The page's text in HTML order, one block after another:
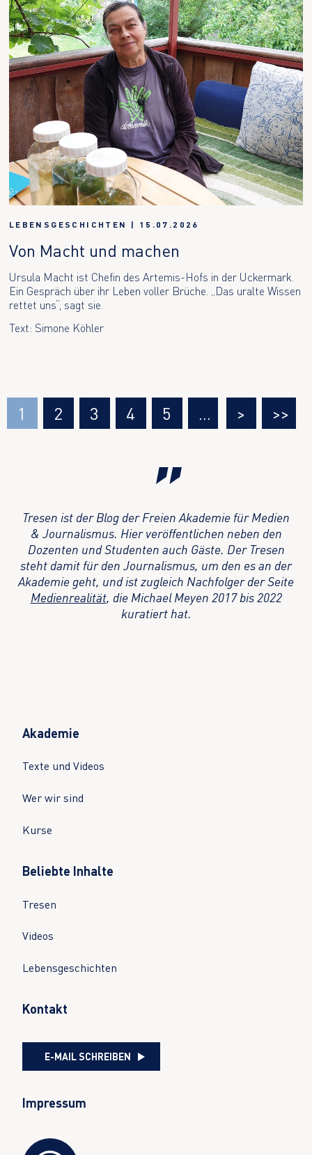
LEBENSGESCHICHTEN | 15.07.2026
Von Macht und machen
Ursula Macht ist Chefin des Artemis-Hofs in der Uckermark.
Ein Gespräch über ihr Leben voller Brüche. „Das uralte Wissen
rettet uns“, sagt sie.
Text: Simone Köhler
1 2 3 4 5 … > >>
Tresen ist der Blog der Freien Akademie für Medien
& Journalismus. Hier veröffentlichen neben den
Dozenten und Studenten auch Gäste. Der Tresen
steht damit für den Journalismus, um den es an der
Akademie geht, und ist zugleich Nachfolger der Seite
Medienrealität, die Michael Meyen 2017 bis 2022
kuratiert hat.
Akademie
Texte und Videos
Wer wir sind
Kurse
Beliebte Inhalte
Tresen
Videos
Lebensgeschichten
Kontakt
E-MAIL SCHREIBEN
Impressum